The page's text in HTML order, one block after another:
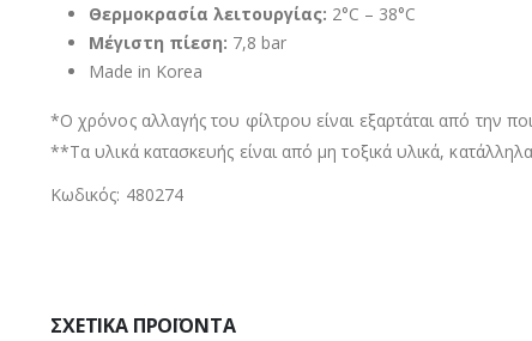
Θερμοκρασία λειτουργίας: 2°C – 38°C
Μέγιστη πίεση: 7,8 bar
Made in Korea
*Ο χρόνος αλλαγής του φίλτρου είναι εξαρτάται από την
**Τα υλικά κατασκευής είναι από μη τοξικά υλικά,
Κωδικός: 480274
ΣΧΕΤΙΚΆ ΠΡΟΪΌΝΤΑ